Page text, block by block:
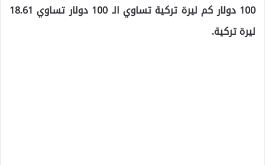
100 دولار كم ليرة تركية تساوي الـ 100 دولار تساوي 18.61
ليرة تركية.